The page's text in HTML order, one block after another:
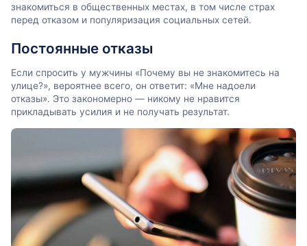
знакомиться в общественных местах, в том числе страх
перед отказом и популяризация социальных сетей.
Постоянные отказы
Если спросить у мужчины «Почему вы не знакомитесь на
улице?», вероятнее всего, он ответит: «Мне надоели
отказы». Это закономерно — никому не нравится
прикладывать усилия и не получать результат.